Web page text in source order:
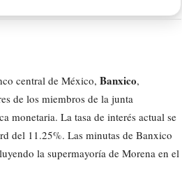
central de México, Banxico,
de los miembros de la junta
monetaria. La tasa de interés actual se
del 11.25%. Las minutas de Banxico
la supermayoría de Morena en el